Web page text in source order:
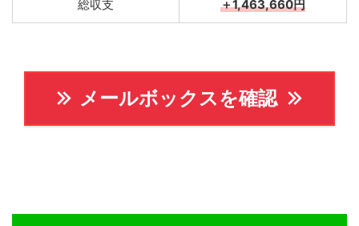
総収支 ＋1,463,660円
メールボックスを確認